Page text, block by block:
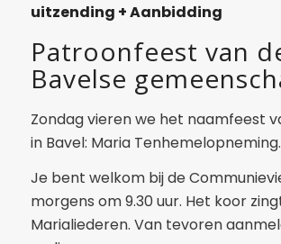
uitzending + Aanbidding
Patroonfeest van
Bavelse
Zondag vieren we het naamfeest
in Bavel: Maria Tenhemelopneming.
Je bent welkom bij de
morgens om 9.30 uur. Het koor
Marialiederen. Van tevoren